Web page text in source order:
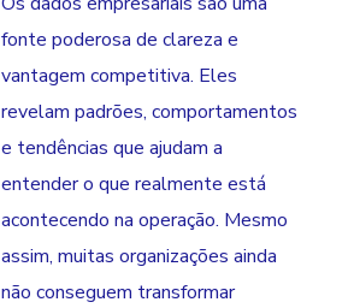
fonte poderosa de clareza e
vantagem competitiva. Eles
revelam padrões, comportamentos
e tendências que ajudam a
entender o que realmente está
acontecendo na operação. Mesmo
assim, muitas organizações ainda
não conseguem transformar